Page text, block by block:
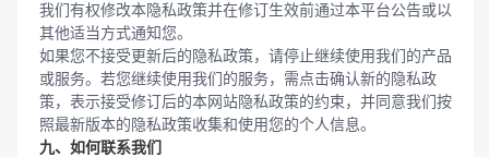
我们有权修改本隐私政策并在修订生效前通过本平台公告或以
其他适当方式通知您。
如果您不接受更新后的隐私政策，请停止继续使用我们的产品
或服务。若您继续使用我们的服务，需点击确认新的隐私政
策，表示接受修订后的本网站隐私政策的约束，并同意我们按
九、如何联系我们